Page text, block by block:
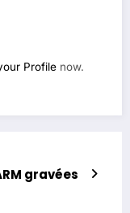
Profile now.
gravées